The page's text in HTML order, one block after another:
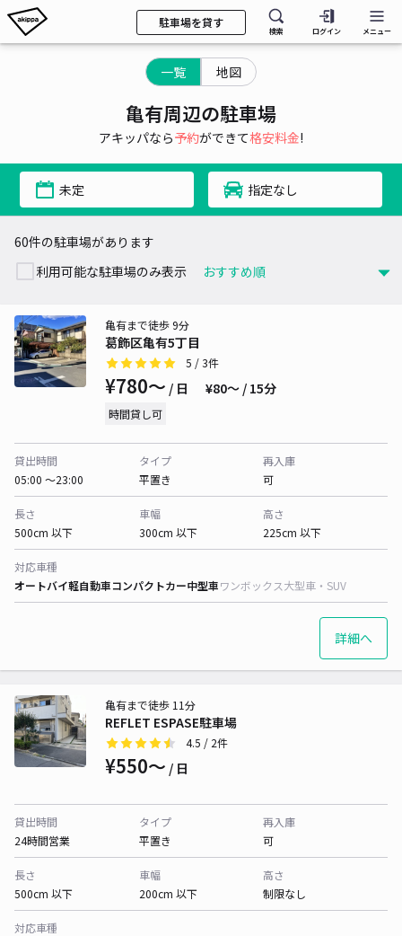
駐車場を貸す
検索 ログイン メニュー
一覧 地図
亀有周辺の駐車場
アキッパなら予約ができて格安料金!
未定 指定なし
60件の駐車場があります
利用可能な駐車場のみ表示
葛飾区亀有5丁目
亀有まで徒歩 9分
5 / 3件
¥780〜 / 日 ¥80〜 / 15分
時間貸し可
貸出時間
05:00 〜23:00
タイプ
平置き
再入庫
可
長さ
500cm 以下
車幅
300cm 以下
高さ
225cm 以下
対応車種
オートバイ軽自動車コンパクトカー中型車ワンボックス大型車・SUV
詳細へ
REFLET ESPASE駐車場
亀有まで徒歩 11分
4.5 / 2件
¥550〜 / 日
貸出時間
24時間営業
タイプ
平置き
再入庫
可
長さ
500cm 以下
車幅
200cm 以下
高さ
制限なし
対応車種